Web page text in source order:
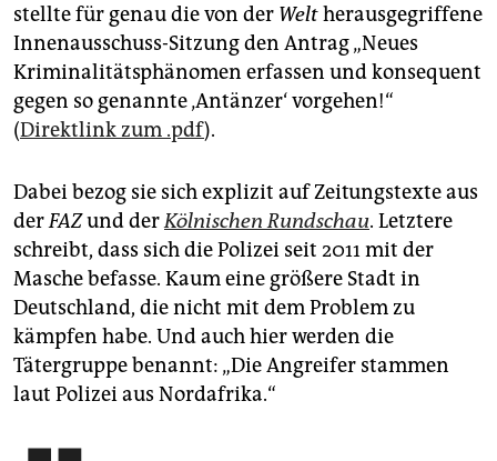
stellte für genau die von der Weltherausgegriffene
Innenausschuss-Sitzung den Antrag „Neues
Kriminalitätsphänomen erfassen und konsequent
gegen so genannte ‚Antänzer‘ vorgehen!“
(Direktlink zum .pdf).
Dabei bezog sie sich explizit auf Zeitungstexte aus
derFAZund derKölnischen Rundschau. Letztere
schreibt, dass sich die Polizei seit 2011 mit der
Masche befasse. Kaum eine größere Stadt in
Deutschland, die nicht mit dem Problem zu
kämpfen habe. Und auch hier werden die
Tätergruppe benannt: „Die Angreifer stammen
laut Polizei aus Nordafrika.“